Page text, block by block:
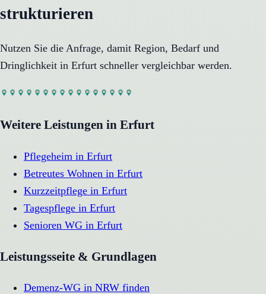
strukturieren
Nutzen Sie die Anfrage, damit Region, Bedarf und
Dringlichkeit in Erfurt schneller vergleichbar werden.
Weitere Leistungen in Erfurt
Pflegeheim in Erfurt
Betreutes Wohnen in Erfurt
Kurzzeitpflege in Erfurt
Tagespflege in Erfurt
Senioren WG in Erfurt
Leistungsseite & Grundlagen
Demenz-WG in NRW finden